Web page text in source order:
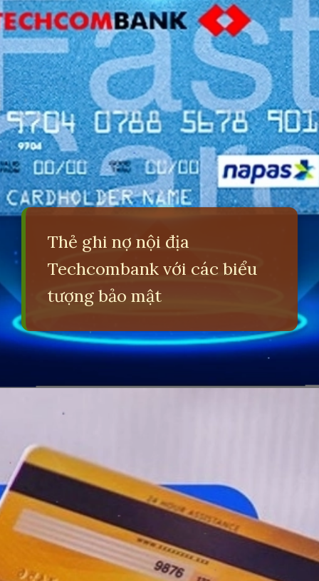
Thẻ ghi nợ nội địa
Techcombank với các biểu
tượng bảo mật